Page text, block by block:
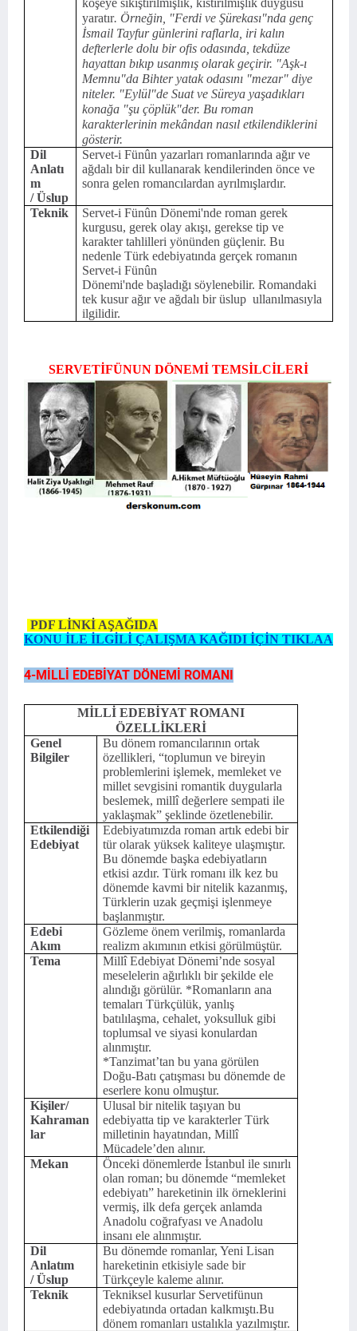
yaratır. Örneğin, "Ferdi ve Şürekası"nda genç
İsmail Tayfur günlerini raflarla, iri kalın
defterlerle dolu bir ofis odasında, tekdüze
hayattan bıkıp usanmış olarak geçirir. "Aşk-ı
Memnu"da Bihter yatak odasını "mezar" diye
niteler. "Eylül"de Suat ve Süreya yaşadıkları
konağa "şu çöplük"der. Bu roman
karakterlerinin mekândan nasıl etkilendiklerini
gösterir.
Dil
Anlatı
m
/ Üslup
Servet-i Fünûn yazarları romanlarında ağır ve
ağdalı bir dil kullanarak kendilerinden önce ve
sonra gelen romancılardan ayrılmışlardır.
Teknik
Servet-i Fünûn Dönemi'nde roman gerek
kurgusu, gerek olay akışı, gerekse tip ve
karakter tahlilleri yönünden güçlenir. Bu
nedenle Türk edebiyatında gerçek romanın
Servet-i Fünûn
Dönemi'nde başladığı söylenebilir. Romandaki
tek kusur ağır ve ağdalı bir üslup ullanılmasıyla
ilgilidir.
SERVETİFÜNUN DÖNEMİ TEMSİLCİLERİ
PDF LİNKİ AŞAĞIDA
KONU İLE İLGİLİ ÇALIŞMA KAĞIDI İÇİN TIKLAA
4-MİLLİ EDEBİYAT DÖNEMİ ROMANI
MİLLİ EDEBİYAT ROMANI
ÖZELLİKLERİ
Genel
Bilgiler
Bu dönem romancılarının ortak
özellikleri, “toplumun ve bireyin
problemlerini işlemek, memleket ve
millet sevgisini romantik duygularla
beslemek, millî değerlere sempati ile
yaklaşmak” şeklinde özetlenebilir.
Etkilendiği
Edebiyat
Edebiyatımızda roman artık edebi bir
tür olarak yüksek kaliteye ulaşmıştır.
Bu dönemde başka edebiyatların
etkisi azdır. Türk romanı ilk kez bu
dönemde kavmi bir nitelik kazanmış,
Türklerin uzak geçmişi işlenmeye
başlanmıştır.
Edebi
Akım
Gözleme önem verilmiş, romanlarda
realizm akımının etkisi görülmüştür.
Tema
Millî Edebiyat Dönemi’nde sosyal
meselelerin ağırlıklı bir şekilde ele
alındığı görülür. *Romanların ana
temaları Türkçülük, yanlış
batılılaşma, cehalet, yoksulluk gibi
toplumsal ve siyasi konulardan
alınmıştır.
*Tanzimat’tan bu yana görülen
Doğu-Batı çatışması bu dönemde de
eserlere konu olmuştur.
Kişiler/
Kahraman
lar
Ulusal bir nitelik taşıyan bu
edebiyatta tip ve karakterler Türk
milletinin hayatından, Millî
Mücadele’den alınır.
Mekan
Önceki dönemlerde İstanbul ile sınırlı
olan roman; bu dönemde “memleket
edebiyatı” hareketinin ilk örneklerini
vermiş, ilk defa gerçek anlamda
Anadolu coğrafyası ve Anadolu
insanı ele alınmıştır.
Dil
Anlatım
/ Üslup
Bu dönemde romanlar, Yeni Lisan
hareketinin etkisiyle sade bir
Türkçeyle kaleme alınır.
Teknik
Tekniksel kusurlar Servetifünun
edebiyatında ortadan kalkmıştı.Bu
dönem romanları ustalıkla yazılmıştır.